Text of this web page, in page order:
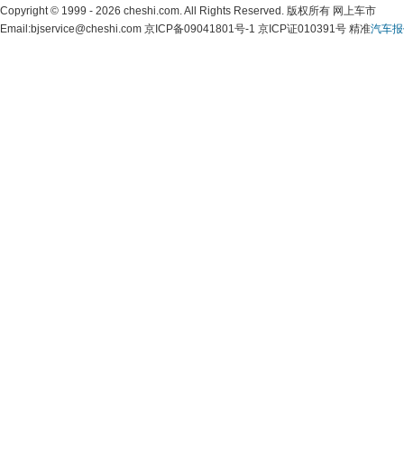
Copyright © 1999 - 2026 cheshi.com. All Rights Reserved. 版权所有 网上车市
Email:bjservice@cheshi.com 京ICP备09041801号-1 京ICP证010391号 精准汽车